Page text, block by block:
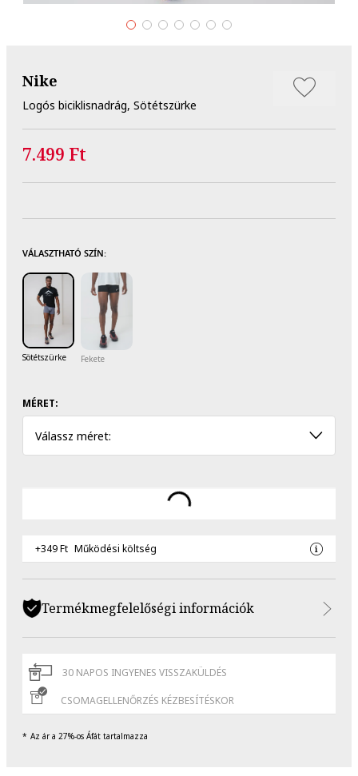
Nike
Logós biciklisnadrág, Sötétszürke
7.499 Ft
VÁLASZTHATÓ SZÍN:
Sötétszürke Fekete
MÉRET:
Válassz méret:
+349 Ft Működési költség
Termékmegfelelőségi információk
30 NAPOS INGYENES VISSZAKÜLDÉS
CSOMAGELLENŐRZÉS KÉZBESÍTÉSKOR
Az ár a 27%-os Áfát tartalmazza